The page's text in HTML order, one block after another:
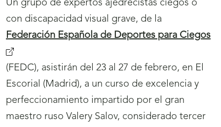
Un grupo de expertos ajedrecistas ciegos o
con discapacidad visual grave, de la
Federación Española de Deportes para Ciegos
(FEDC), asistirán del 23 al 27 de febrero, en El
Escorial (Madrid), a un curso de excelencia y
perfeccionamiento impartido por el gran
maestro ruso Valery Salov, considerado tercer